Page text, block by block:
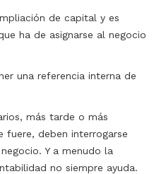
de capital y es
ha de asignarse al negocio
una referencia interna de
más tarde o más
fuere, deben interrogarse
Y a menudo la
no siempre ayuda.